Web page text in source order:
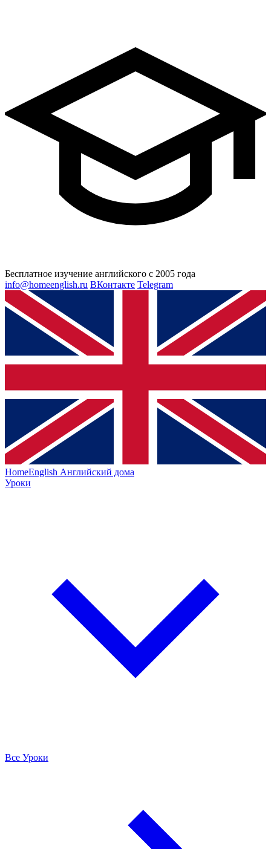
Бесплатное изучение английского с 2005 года
info@homeenglish.ru ВКонтакте Telegram
HomeEnglish Английский дома
Уроки
Все Уроки